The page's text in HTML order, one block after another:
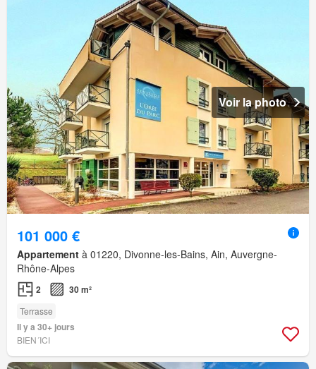
Voir la photo
101 000 €
Appartement à 01220, Divonne-les-Bains, Ain, Auvergne-
Rhône-Alpes
2 30 m²
Terrasse
Il y a 30+ jours
BIEN´ICI